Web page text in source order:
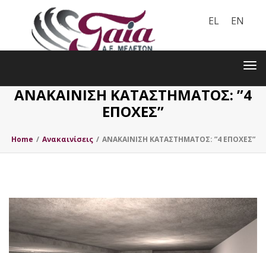
EL EN
ΑΝΑΚΑΙΝΙΣΗ ΚΑΤΑΣΤΗΜΑΤΟΣ: ”4
ΕΠΟΧΕΣ”
Home / Ανακαινίσεις / ΑΝΑΚΑΙΝΙΣΗ ΚΑΤΑΣΤΗΜΑΤΟΣ: ”4 ΕΠΟΧΕΣ”